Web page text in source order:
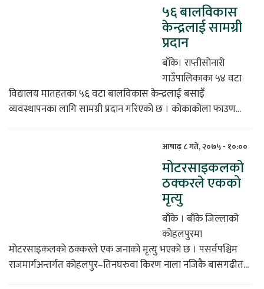
५६ बालविकास
केन्द्रलाई सामग्री
प्रदान
बाँके। राप्तीसोनारी
गाउँपालिकाका ५४ वटा
विद्यालय मातहतका ५६ वटा बालविकास केन्द्रलाई बसाइँ
व्यवस्थापनका लागि सामग्री प्रदान गरिएको छ । कोकाकोला फाउण...
आषाढ़ ८ गते, २०७५ - १०:००
मोटरसाइकलको
ठक्करले एकको
मृत्यु
बाँके । बाँके जिल्लाको
कोहलपुरमा
मोटरसाइकलको ठक्करले एक जनाको मृत्यु भएको छ । पसर्वपश्चिम
राजमार्गअन्तर्गत कोहलपुर–तिनघरुवा किरण नाला नजिकै बासगढीत...